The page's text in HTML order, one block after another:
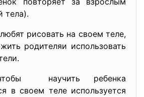
тела).
рисовать на своем теле,
родителяи использовать
научить ребенка
в своем теле используется